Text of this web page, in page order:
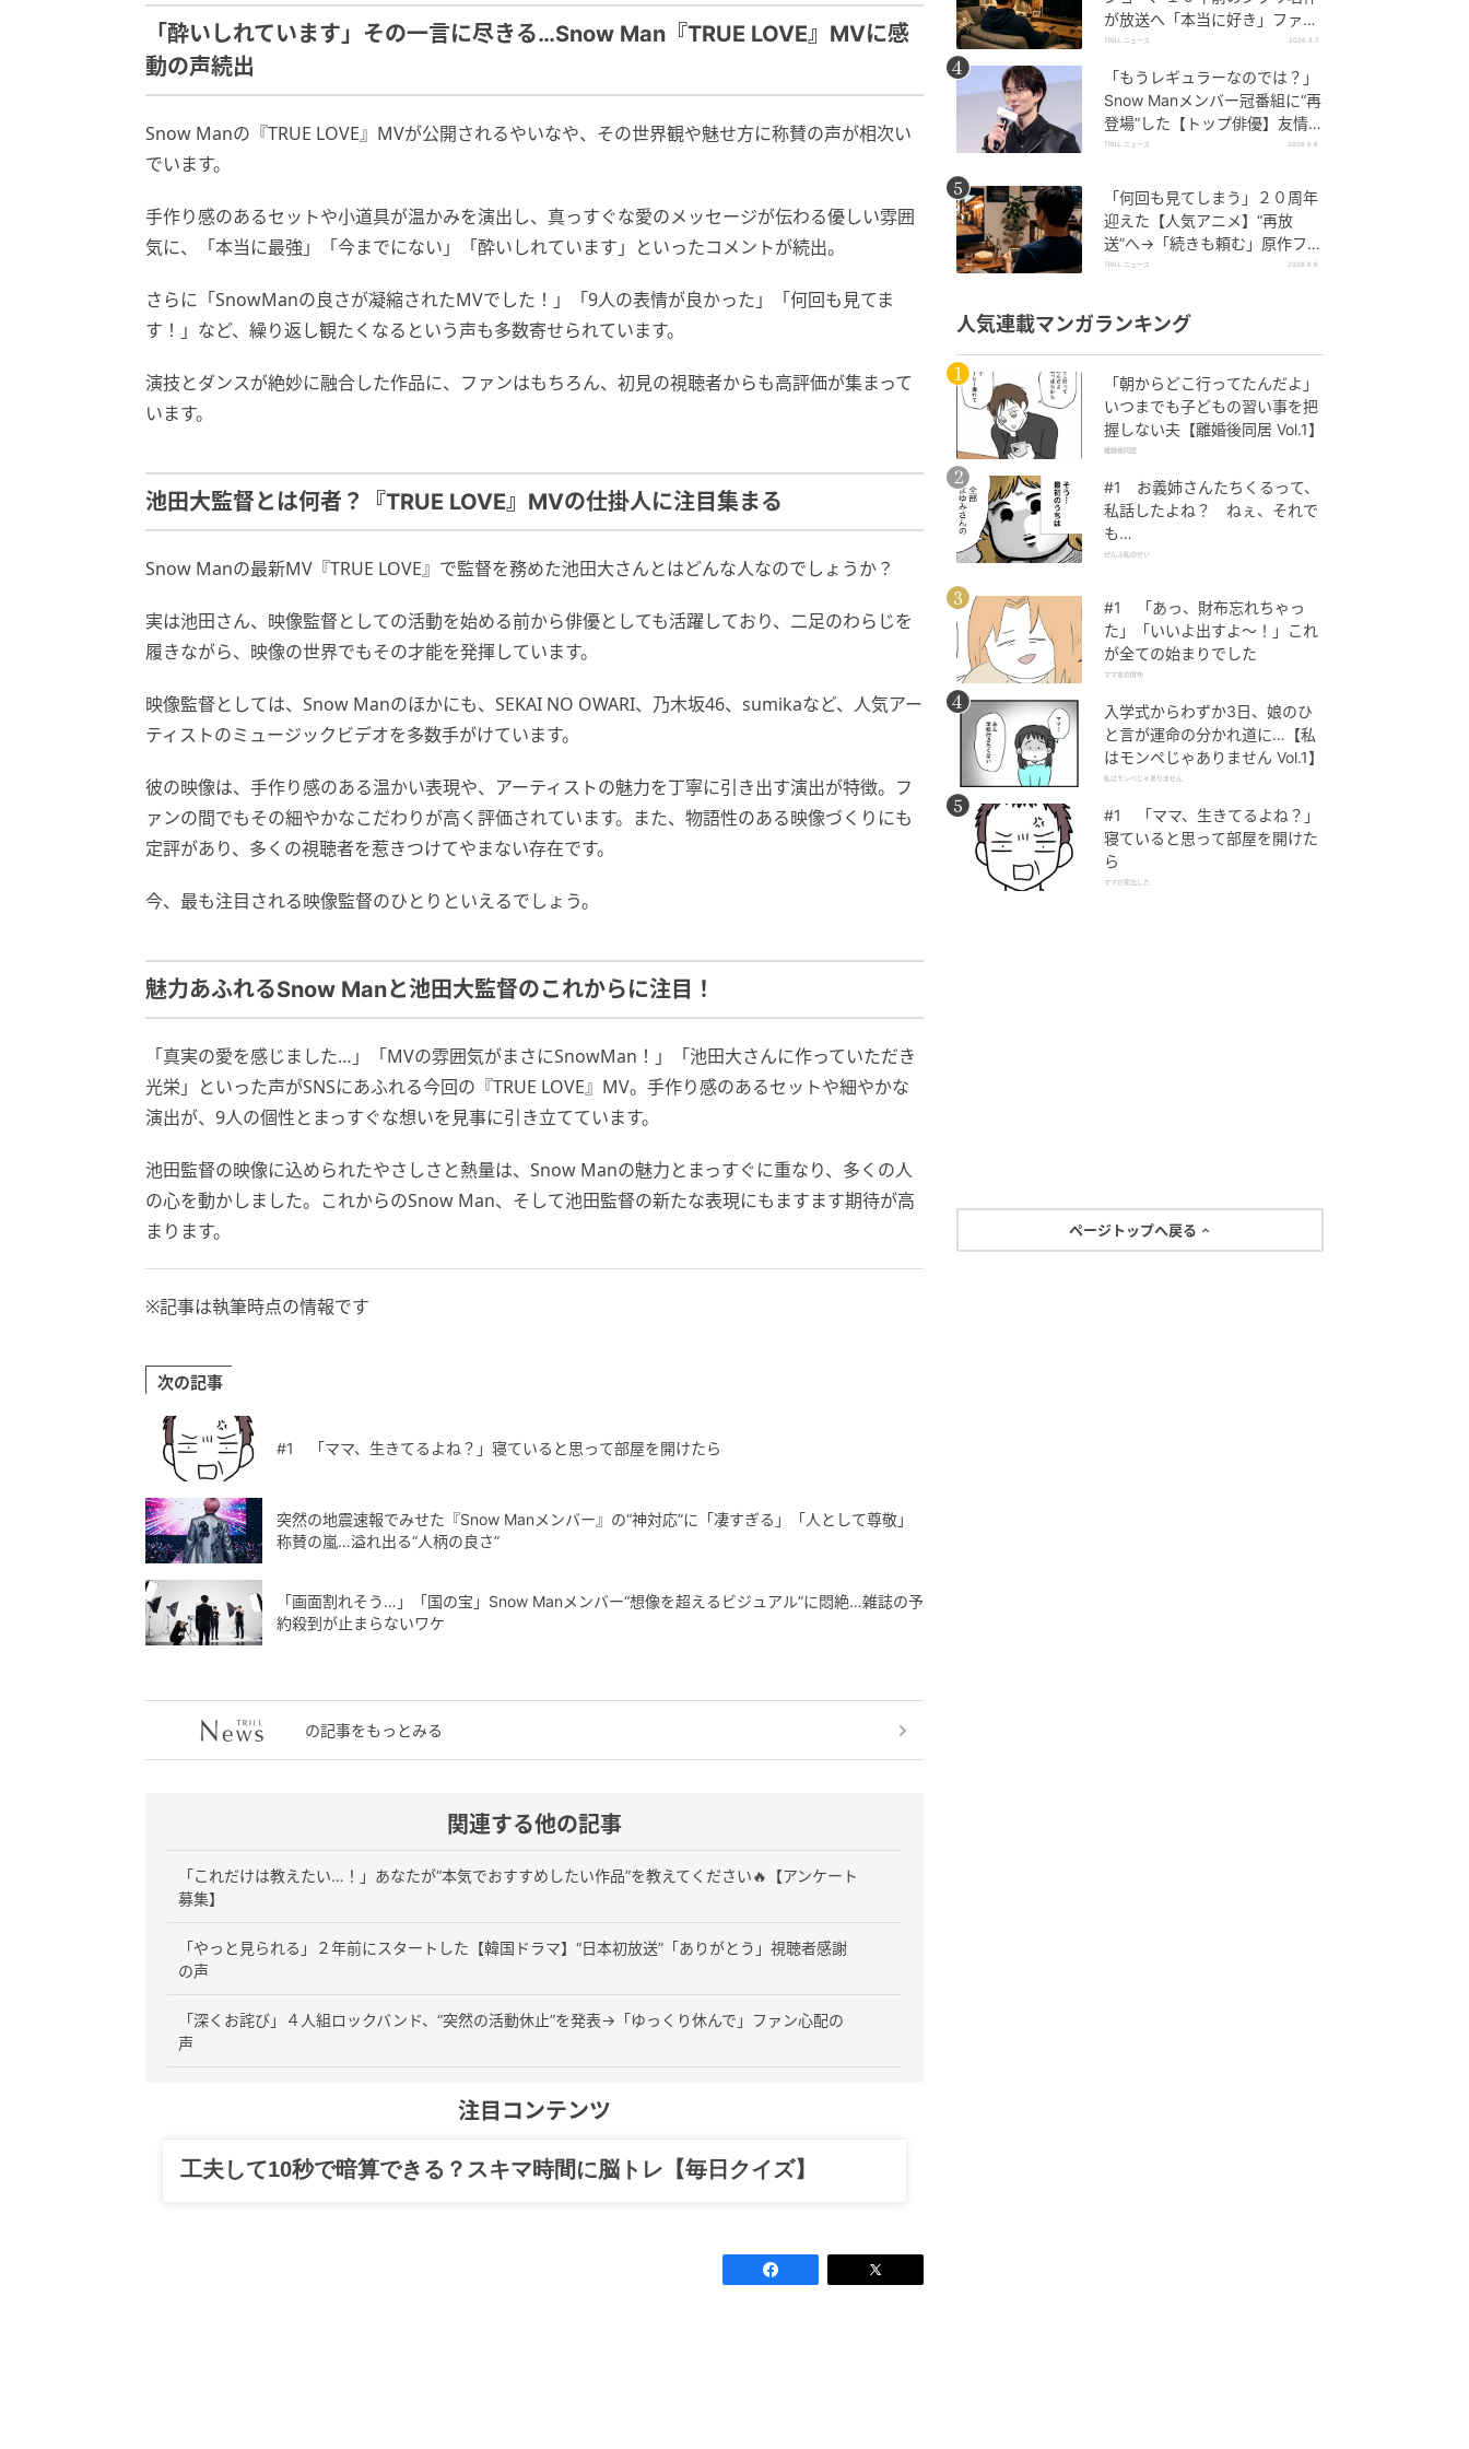
「酔いしれています」その一言に尽きる…Snow Man『TRUE LOVE』MVに感
動の声続出
Snow Manの『TRUE LOVE』MVが公開されるやいなや、その世界観や魅せ方に称賛の声が相次い
でいます。
手作り感のあるセットや小道具が温かみを演出し、真っすぐな愛のメッセージが伝わる優しい雰囲
気に、「本当に最強」「今までにない」「酔いしれています」といったコメントが続出。
さらに「SnowManの良さが凝縮されたMVでした！」「9人の表情が良かった」「何回も見てま
す！」など、繰り返し観たくなるという声も多数寄せられています。
演技とダンスが絶妙に融合した作品に、ファンはもちろん、初見の視聴者からも高評価が集まって
います。
池田大監督とは何者？『TRUE LOVE』MVの仕掛人に注目集まる
Snow Manの最新MV『TRUE LOVE』で監督を務めた池田大さんとはどんな人なのでしょうか？
実は池田さん、映像監督としての活動を始める前から俳優としても活躍しており、二足のわらじを
履きながら、映像の世界でもその才能を発揮しています。
映像監督としては、Snow Manのほかにも、SEKAI NO OWARI、乃木坂46、sumikaなど、人気アー
ティストのミュージックビデオを多数手がけています。
彼の映像は、手作り感のある温かい表現や、アーティストの魅力を丁寧に引き出す演出が特徴。フ
ァンの間でもその細やかなこだわりが高く評価されています。また、物語性のある映像づくりにも
定評があり、多くの視聴者を惹きつけてやまない存在です。
今、最も注目される映像監督のひとりといえるでしょう。
魅力あふれるSnow Manと池田大監督のこれからに注目！
「真実の愛を感じました…」「MVの雰囲気がまさにSnowMan！」「池田大さんに作っていただき
光栄」といった声がSNSにあふれる今回の『TRUE LOVE』MV。手作り感のあるセットや細やかな
演出が、9人の個性とまっすぐな想いを見事に引き立てています。
池田監督の映像に込められたやさしさと熱量は、Snow Manの魅力とまっすぐに重なり、多くの人
の心を動かしました。これからのSnow Man、そして池田監督の新たな表現にもますます期待が高
まります。
※記事は執筆時点の情報です
次の記事
#1 「ママ、生きてるよね？」寝ていると思って部屋を開けたら
突然の地震速報でみせた『Snow Manメンバー』の“神対応”に「凄すぎる」「人として尊敬」
称賛の嵐…溢れ出る“人柄の良さ”
「画面割れそう…」「国の宝」Snow Manメンバー“想像を超えるビジュアル”に悶絶…雑誌の予
約殺到が止まらないワケ
の記事をもっとみる
関連する他の記事
「これだけは教えたい…！」あなたが“本気でおすすめしたい作品”を教えてください🔥【アンケート
募集】
「やっと見られる」２年前にスタートした【韓国ドラマ】“日本初放送”「ありがとう」視聴者感謝
の声
「深くお詫び」４人組ロックバンド、“突然の活動休止”を発表→「ゆっくり休んで」ファン心配の
声
注目コンテンツ
グルメ、ギャグ、子育て、旅行記……全部、読めます。
が放送へ「本当に好き」ファン
しみじみ
TRILL ニュース 2026.8.7
「もうレギュラーなのでは？」
Snow Manメンバー冠番組に“再
登場”した【トップ俳優】友情出
演に視聴者驚き
TRILL ニュース 2026.8.6
「何回も見てしまう」２０周年
迎えた【人気アニメ】“再放
送”へ→「続きも頼む」原作ファ
ン懇願
TRILL ニュース 2026.8.6
人気連載マンガランキング
「朝からどこ行ってたんだよ」
いつまでも子どもの習い事を把
握しない夫【離婚後同居 Vol.1】
離婚後同居
#1 お義姉さんたちくるって、
私話したよね？ ねぇ、それで
も…
ぜんぶ私のせい
#1 「あっ、財布忘れちゃっ
た」「いいよ出すよ〜！」これ
が全ての始まりでした
ママ友の財布
入学式からわずか3日、娘のひ
と言が運命の分かれ道に…【私
はモンペじゃありません Vol.1】
私はモンペじゃありません
#1 「ママ、生きてるよね？」
寝ていると思って部屋を開けた
ら
ママが家出した
ページトップへ戻る